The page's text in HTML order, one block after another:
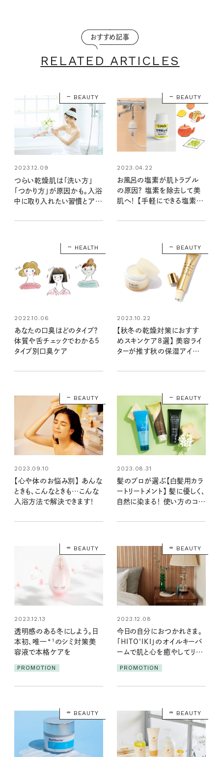
おすすめ記事
RELATED ARTICLES
BEAUTY
2023.12.09
つらい乾燥肌は「洗い方」
「つかり方」が原因かも。入浴
中に取り入れたい習慣とアイ
BEAUTY
2023.04.22
お風呂の塩素が肌トラブル
の原因？ 塩素を除去して美
肌へ！ 【手軽にできる塩素除
HEALTH
2022.10.06
あなたの口臭はどのタイプ？
体質や舌チェックでわかる5
タイプ別口臭ケア
BEAUTY
2023.10.22
【秋冬の乾燥対策におすす
めスキンケア8選】 美容ライ
ターが推す秋の保湿アイテ
BEAUTY
2023.09.10
【心や体のお悩み別】 あんな
ときも、こんなときも…こんな
入浴方法で解決できます！
BEAUTY
2023.08.31
髪のプロが選ぶ【白髪用カラ
ートリートメント】 髪に優しく、
自然に染まる！ 使い方のコツ
BEAUTY
2023.12.13
透明感のある冬にしよう。日
本初、唯一*¹のシミ対策美
容液で本格ケアを
PROMOTION
BEAUTY
2023.12.08
今日の自分におつかれさま。
「HITO'IKI」のオイルキーバ
ームで肌と心を癒やしてリセ
PROMOTION
BEAUTY BEAUTY